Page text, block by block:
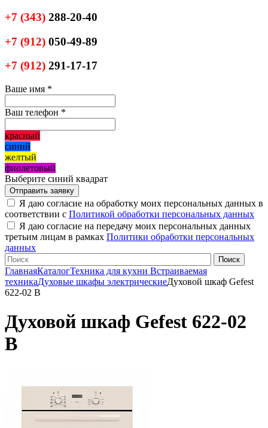
+7 (343) 288-20-40
+7 (912) 050-49-89
+7 (912) 291-17-17
Ваше имя *
Ваш телефон *
красный
синий
желтый
фиолетовый
Выберите синий квадрат
Я даю согласие на обработку моих персональных данных в
соответствии с Политикой обработки персональных данных
Я даю согласие на передачу моих персональных данных
третьим лицам в рамках Политики обработки персональных
данных
ГлавнаяКаталогТехника для кухни Встраиваемая
техникаДуховые шкафы электрическиеДуховой шкаф Gefest
622-02 В
Духовой шкаф Gefest 622-02
В